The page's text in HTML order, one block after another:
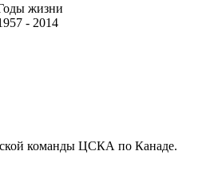
жизни
- 2014
команды ЦСКА по Канаде.